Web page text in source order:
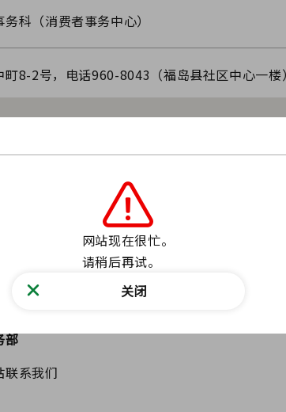
科（消费者事务中心）
町8-2号，电话960-8043（福岛县社区中心一楼
部
联系我们
网站现在很忙。
请稍后再试。
关闭